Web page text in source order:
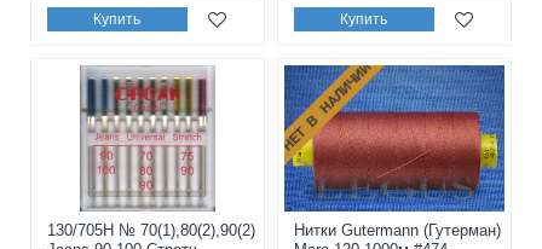
Купить Купить
130/705H № 70(1),80(2),90(2)
НЕТ В НАЛИЧИИ
Нитки Gutermann (Гутерман)